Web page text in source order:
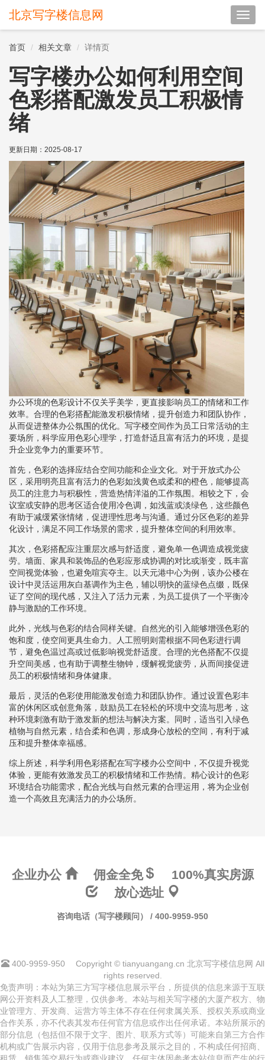
切
换
北京写字楼信息网
首页 相关文章 详情页
写字楼办公如何利用空间
色彩搭配激发员工积极情
绪
更新日期： 2025-08-17
办公环境的色彩设计不仅关乎美学，更直接影响员工的情绪和工作
效率。合理的色彩搭配能激发积极情绪，提升创造力和团队协作，
从而促进整体办公氛围的优化。写字楼空间作为员工日常活动的主
要场所，科学应用色彩心理学，打造舒适且富有活力的环境，是提
升企业竞争力的重要环节。
首先，色彩的选择应结合空间功能和企业文化。对于开放式办公
区，采用明亮且富有活力的色彩如浅黄色或柔和的橙色，能够提高
员工的注意力与积极性，营造热情洋溢的工作氛围。相较之下，会
议室或安静的思考区适合使用冷色调，如浅蓝或淡绿色，这些颜色
有助于减缓紧张情绪，促进理性思考与沟通。通过分区色彩的差异
化设计，满足不同工作场景的需求，提升整体空间的利用效率。
其次，色彩搭配应注重层次感与舒适度，避免单一色调造成视觉疲
劳。墙面、家具和装饰品的色彩应形成协调的对比或渐变，既丰富
空间视觉体验，也避免喧宾夺主。以天元港中心为例，该办公楼在
设计中灵活运用灰白基调作为主色，辅以明快的蓝绿色点缀，既保
证了空间的现代感，又注入了活力元素，为员工提供了一个平衡冷
静与激励的工作环境。
此外，光线与色彩的结合同样关键。自然光的引入能够增强色彩的
饱和度，使空间更具生命力。人工照明则需根据不同色彩进行调
节，避免色温过高或过低影响视觉舒适度。合理的光色搭配不仅提
升空间美感，也有助于调整生物钟，缓解视觉疲劳，从而间接促进
员工的积极情绪和身体健康。
最后，灵活的色彩使用能激发创造力和团队协作。通过设置色彩丰
富的休闲区或创意角落，鼓励员工在轻松的环境中交流与思考，这
种环境刺激有助于激发新的想法与解决方案。同时，适当引入绿色
植物与自然元素，结合柔和色调，形成身心放松的空间，有利于减
压和提升整体幸福感。
综上所述，科学利用色彩搭配在写字楼办公空间中，不仅提升视觉
体验，更能有效激发员工的积极情绪和工作热情。精心设计的色彩
环境结合功能需求，配合光线与自然元素的合理运用，将为企业创
造一个高效且充满活力的办公场所。
企业办公 佣金全免
100%真实房源
放心选址
咨询电话（写字楼顾问） / 400-9959-950
400-9959-950
Copyright © tianyuangang.cn 北京写字楼信息网 All
rights reserved.
免责声明：本站为第三方写字楼信息展示平台，所提供的信息来源于互联
网公开资料及人工整理，仅供参考。本站与相关写字楼的大厦产权方、物
业管理方、开发商、运营方等主体不存在任何隶属关系、授权关系或商业
合作关系，亦不代表其发布任何官方信息或作出任何承诺。本站所展示的
部分信息（包括但不限于文字、图片、联系方式等）可能来自第三方合作
机构或广告展示内容，仅用于信息参考及展示之目的，不构成任何招商、